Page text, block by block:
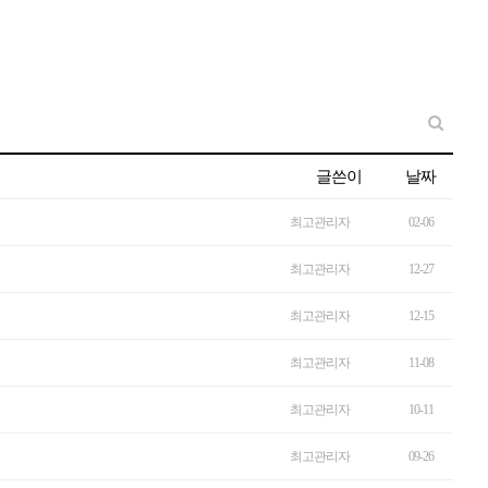
글쓴이 날짜
최고관리자 02-06
최고관리자 12-27
최고관리자 12-15
최고관리자 11-08
최고관리자 10-11
최고관리자 09-26